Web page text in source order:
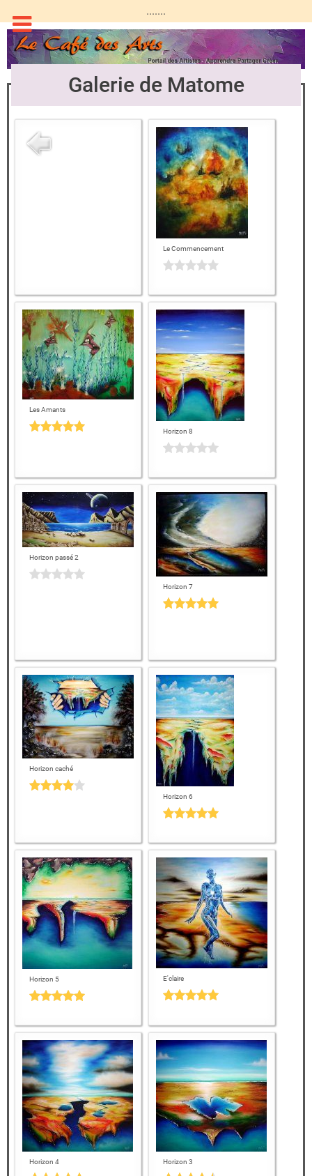
.......
Galerie de Matome
Le Commencement
Les Amants
Horizon 8
Horizon passé 2
Horizon 7
Horizon caché
Horizon 6
Horizon 5 E'claire
Horizon 4 Horizon 3